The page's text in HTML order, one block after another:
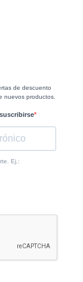
de descuento
nuevos productos.
Ej.: